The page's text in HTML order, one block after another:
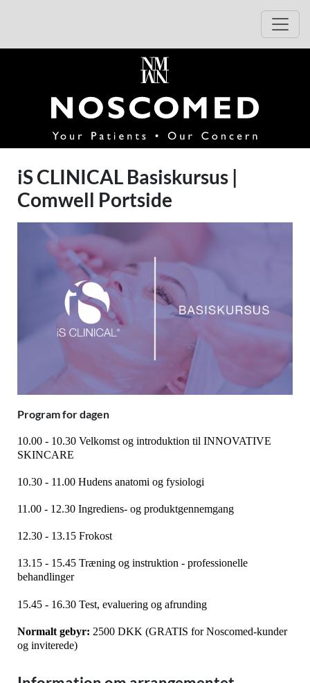
Åbn
iS CLINICAL Basiskursus |
Comwell Portside
Program for dagen
10.00 - 10.30 Velkomst og introduktion til INNOVATIVE
SKINCARE
10.30 - 11.00 Hudens anatomi og fysiologi
11.00 - 12.30 Ingrediens- og produktgennemgang
12.30 - 13.15 Frokost
13.15 - 15.45 Træning og instruktion - professionelle
behandlinger
15.45 - 16.30 Test, evaluering og afrunding
Normalt gebyr: 2500 DKK (GRATIS for Noscomed-kunder
og inviterede)